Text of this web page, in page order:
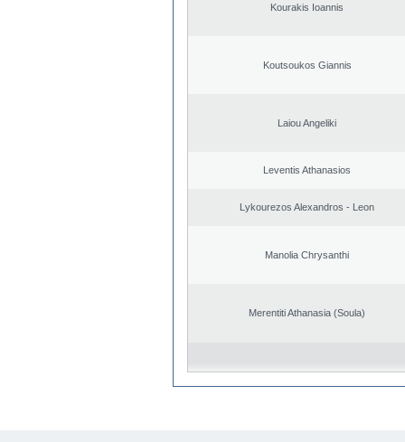
Kourakis Ioannis
Koutsoukos Giannis
Laiou Angeliki
Leventis Athanasios
Lykourezos Alexandros - Leon
Manolia Chrysanthi
Merentiti Athanasia (Soula)